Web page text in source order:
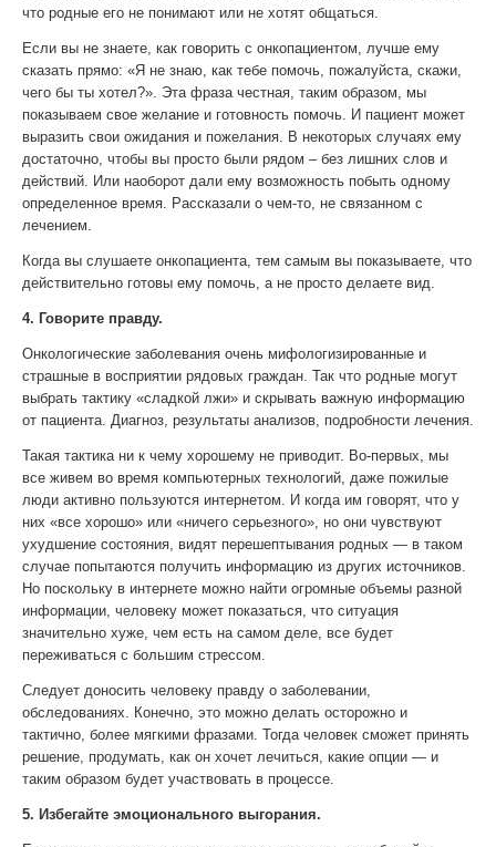
что родные его не понимают или не хотят общаться.
Если вы не знаете, как говорить с онкопациентом, лучше ему
сказать прямо: «Я не знаю, как тебе помочь, пожалуйста, скажи,
чего бы ты хотел?». Эта фраза честная, таким образом, мы
показываем свое желание и готовность помочь. И пациент может
выразить свои ожидания и пожелания. В некоторых случаях ему
достаточно, чтобы вы просто были рядом – без лишних слов и
действий. Или наоборот дали ему возможность побыть одному
определенное время. Рассказали о чем-то, не связанном с
лечением.
Когда вы слушаете онкопациента, тем самым вы показываете, что
действительно готовы ему помочь, а не просто делаете вид.
4. Говорите правду.
Онкологические заболевания очень мифологизированные и
страшные в восприятии рядовых граждан. Так что родные могут
выбрать тактику «сладкой лжи» и скрывать важную информацию
от пациента. Диагноз, результаты анализов, подробности лечения.
Такая тактика ни к чему хорошему не приводит. Во-первых, мы
все живем во время компьютерных технологий, даже пожилые
люди активно пользуются интернетом. И когда им говорят, что у
них «все хорошо» или «ничего серьезного», но они чувствуют
ухудшение состояния, видят перешептывания родных — в таком
случае попытаются получить информацию из других источников.
Но поскольку в интернете можно найти огромные объемы разной
информации, человеку может показаться, что ситуация
значительно хуже, чем есть на самом деле, все будет
переживаться с большим стрессом.
Следует доносить человеку правду о заболевании,
обследованиях. Конечно, это можно делать осторожно и
тактично, более мягкими фразами. Тогда человек сможет принять
решение, продумать, как он хочет лечиться, какие опции — и
таким образом будет участвовать в процессе.
5. Избегайте эмоционального выгорания.